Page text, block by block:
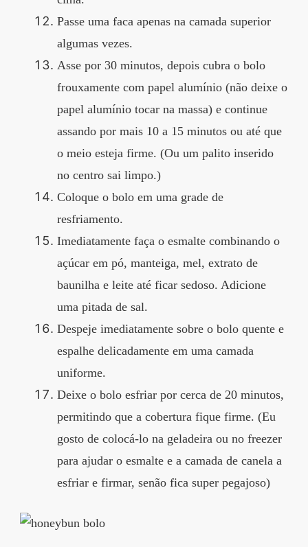
Passe uma faca apenas na camada superior
algumas vezes.
Asse por 30 minutos, depois cubra o bolo
frouxamente com papel alumínio (não deixe o
papel alumínio tocar na massa) e continue
assando por mais 10 a 15 minutos ou até que
o meio esteja firme. (Ou um palito inserido
no centro sai limpo.)
Coloque o bolo em uma grade de
resfriamento.
Imediatamente faça o esmalte combinando o
açúcar em pó, manteiga, mel, extrato de
baunilha e leite até ficar sedoso. Adicione
uma pitada de sal.
Despeje imediatamente sobre o bolo quente e
espalhe delicadamente em uma camada
uniforme.
Deixe o bolo esfriar por cerca de 20 minutos,
permitindo que a cobertura fique firme. (Eu
gosto de colocá-lo na geladeira ou no freezer
para ajudar o esmalte e a camada de canela a
esfriar e firmar, senão fica super pegajoso)